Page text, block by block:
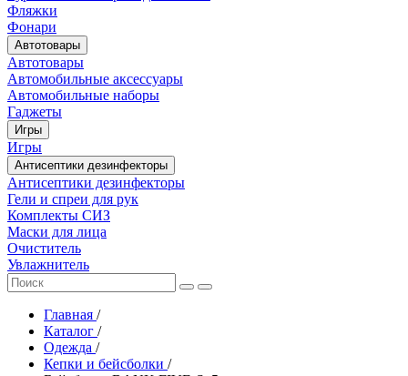
Фляжки
Фонари
Автотовары
Автотовары
Автомобильные аксессуары
Автомобильные наборы
Гаджеты
Игры
Игры
Антисептики дезинфекторы
Антисептики дезинфекторы
Гели и спреи для рук
Комплекты СИЗ
Маски для лица
Очиститель
Увлажнитель
Главная /
Каталог /
Одежда /
Кепки и бейсболки /